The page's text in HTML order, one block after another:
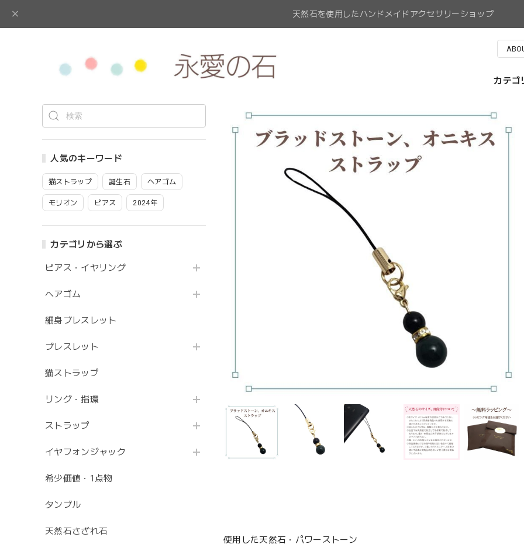
天然石を使用したハンドメイドアクセサリーショップ
カテゴ
人気のキーワード
猫ストラップ 誕生石 ヘアゴム
モリオン ピアス 2024年
カテゴリから選ぶ
ピアス・イヤリング
ヘアゴム
細身ブレスレット
ブレスレット
猫ストラップ
リング・指環
ストラップ
イヤフォンジャック
希少価値・1点物
タンブル
天然石さざれ石
使用した天然石・パワーストーン